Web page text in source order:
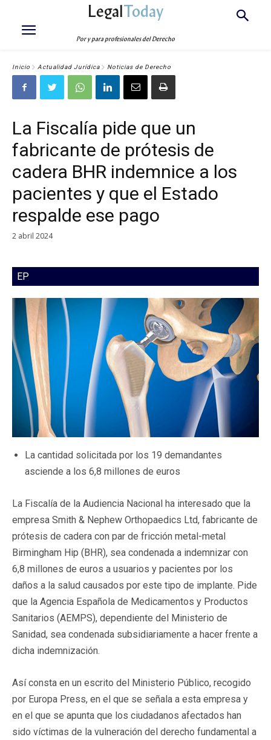
LegalToday
Por y para profesionales del Derecho
Inicio Actualidad Jurídica Noticias de Derecho
La Fiscalía pide que un
fabricante de prótesis de
cadera BHR indemnice a los
pacientes y que el Estado
respalde ese pago
2 abril 2024
EP
La cantidad solicitada por los 19 demandantes
asciende a los 6,8 millones de euros
La Fiscalía de la Audiencia Nacional ha interesado que la
empresa Smith & Nephew Orthopaedics Ltd, fabricante de
prótesis de cadera con par de fricción metal-metal
Birmingham Hip (BHR), sea condenada a indemnizar con
6,8 millones de euros a usuarios y pacientes por los
daños a la salud causados por este tipo de implante. Pide
que la Agencia Española de Medicamentos y Productos
Sanitarios (AEMPS), dependiente del Ministerio de
Sanidad, sea condenada subsidiariamente a hacer frente a
dicha indemnización.
Así consta en un escrito del Ministerio Público, recogido
por Europa Press, en el que se señala a esta empresa y
en el que se apunta que los ciudadanos afectados han
sido víctimas de la vulneración del derecho fundamental a